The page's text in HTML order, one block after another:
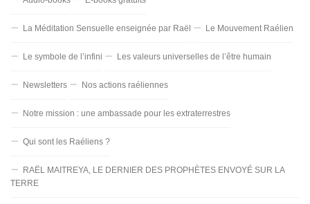
La Méditation Sensuelle enseignée par Raël Le Mouvement Raélien
Le symbole de l’infini Les valeurs universelles de l’être humain
Newsletters Nos actions raéliennes
Notre mission : une ambassade pour les extraterrestres
Qui sont les Raéliens ?
RAËL MAITREYA, LE DERNIER DES PROPHÈTES ENVOYÉ SUR LA
TERRE